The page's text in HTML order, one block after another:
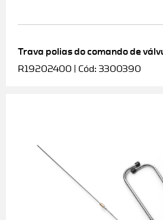
Trava polias do comando de
R19202400 | Cód: 3300390